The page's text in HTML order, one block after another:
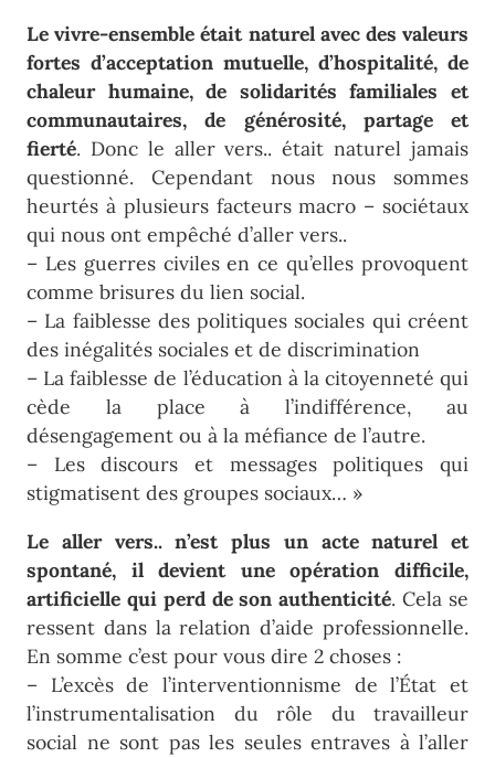
Le vivre-ensemble était naturel avec des valeurs
fortes d’acceptation mutuelle, d’hospitalité, de
chaleur humaine, de solidarités familiales et
communautaires, de générosité, partage et
fierté. Donc le aller vers.. était naturel jamais
questionné. Cependant nous nous sommes
heurtés à plusieurs facteurs macro – sociétaux
qui nous ont empêché d’aller vers..
– Les guerres civiles en ce qu’elles provoquent
comme brisures du lien social.
– La faiblesse des politiques sociales qui créent
des inégalités sociales et de discrimination
– La faiblesse de l’éducation à la citoyenneté qui
cède la place à l’indifférence, au
désengagement ou à la méfiance de l’autre.
– Les discours et messages politiques qui
stigmatisent des groupes sociaux… »
Le aller vers.. n’est plus un acte naturel et
spontané, il devient une opération difficile,
artificielle qui perd de son authenticité. Cela se
ressent dans la relation d’aide professionnelle.
En somme c’est pour vous dire 2 choses :
– L’excès de l’interventionnisme de l’État et
l’instrumentalisation du rôle du travailleur
social ne sont pas les seules entraves à l’aller